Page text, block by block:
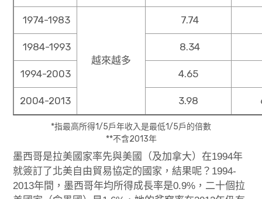
1974-1983
越來越多
7.74
1984-1993 8.34
1994-2003 4.65
2004-2013 3.98
*指最高所得1/5戶年收入是最低1/5戶的倍數
**不含2013年
墨西哥是拉美國家率先與美國（及加拿大）在1994年
就簽訂了北美自由貿易協定的國家，結果呢？1994-
2013年間，墨西哥年均所得成長率是0.9%，二十個拉